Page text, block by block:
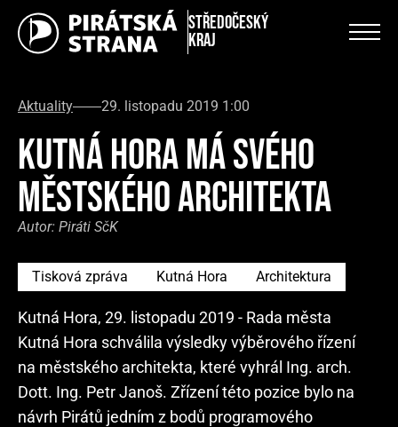
Středočeský
kraj
Aktuality 29. listopadu 2019 1:00
KUTNÁ HORA MÁ SVÉHO
MĚSTSKÉHO ARCHITEKTA
Autor: Piráti SčK
Tisková zpráva Kutná Hora Architektura
Kutná Hora, 29. listopadu 2019 - Rada města
Kutná Hora schválila výsledky výběrového řízení
na městského architekta, které vyhrál Ing. arch.
Dott. Ing. Petr Janoš. Zřízení této pozice bylo na
návrh Pirátů jedním z bodů programového